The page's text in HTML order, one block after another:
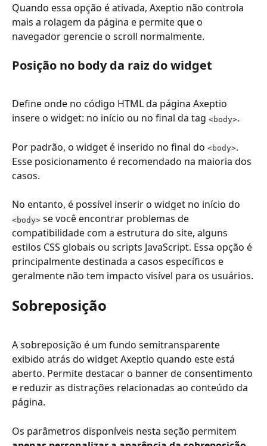
Quando essa opção é ativada, Axeptio não controla
mais a rolagem da página e permite que o
navegador gerencie o scroll normalmente.
Posição no body da raiz do widget
Define onde no código HTML da página Axeptio
insere o widget: no início ou no final da tag <body>.
Por padrão, o widget é inserido no final do <body>.
Esse posicionamento é recomendado na maioria dos
casos.
No entanto, é possível inserir o widget no início do
<body> se você encontrar problemas de
compatibilidade com a estrutura do site, alguns
estilos CSS globais ou scripts JavaScript. Essa opção é
principalmente destinada a casos específicos e
geralmente não tem impacto visível para os usuários.
Sobreposição
A sobreposição é um fundo semitransparente
exibido atrás do widget Axeptio quando este está
aberto. Permite destacar o banner de consentimento
e reduzir as distrações relacionadas ao conteúdo da
página.
Os parâmetros disponíveis nesta seção permitem